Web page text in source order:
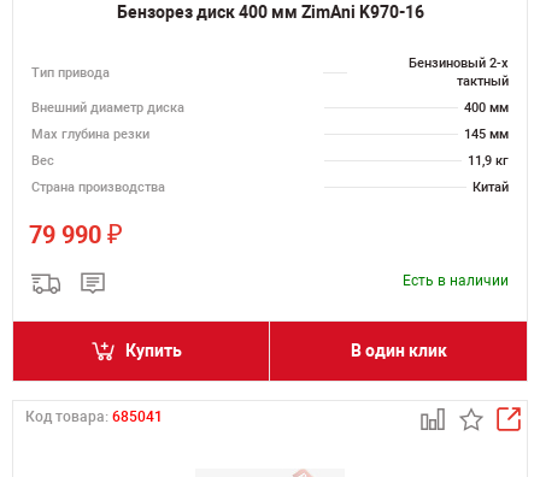
Бензорез диск 400 мм ZimAni K970-16
Тип привода
Бензиновый 2-х
тактный
Внешний диаметр диска
400 мм
Max глубина резки
145 мм
Вес
11,9 кг
Страна производства
Китай
79 990 ₽
Есть в наличии
Купить В один клик
Код товара: 685041